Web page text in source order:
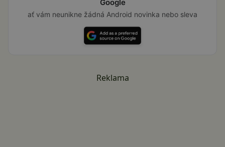
Google
ať vám neunikne žádná Android novinka nebo sleva
Reklama